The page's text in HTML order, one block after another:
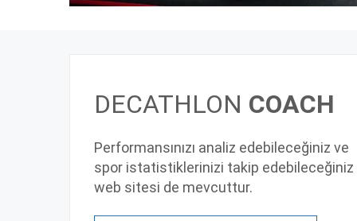
DECATHLON COACH
Performansınızı analiz edebileceğiniz ve
spor istatistiklerinizi takip edebileceğiniz
web sitesi de mevcuttur.